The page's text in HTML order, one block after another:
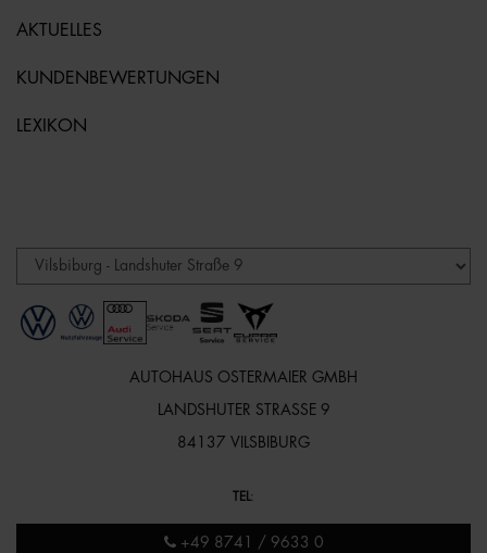
AKTUELLES
KUNDENBEWERTUNGEN
LEXIKON
AUTOHAUS OSTERMAIER GMBH
LANDSHUTER STRASSE 9
84137 VILSBIBURG
TEL :
+49 8741 / 9633 0